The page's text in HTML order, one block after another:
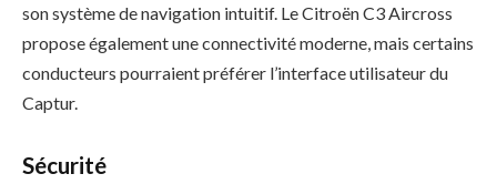
son système de navigation intuitif. Le Citroën C3 Aircross
propose également une connectivité moderne, mais certains
conducteurs pourraient préférer l’interface utilisateur du
Captur.
Sécurité